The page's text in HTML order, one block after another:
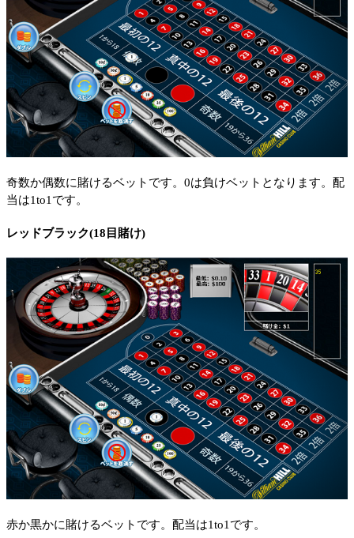
奇数か偶数に賭けるベットです。0は負けベットとなります。配
当は1to1です。
レッドブラック(18目賭け)
赤か黒かに賭けるベットです。配当は1to1です。